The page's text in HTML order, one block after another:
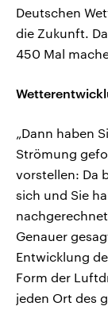
Deutschen
die Zukunft.
450 Mal
„Dann haben
Strömung
vorstellen: Da
sich und Sie
Genauer
Entwicklung
Form der
jeden Ort des